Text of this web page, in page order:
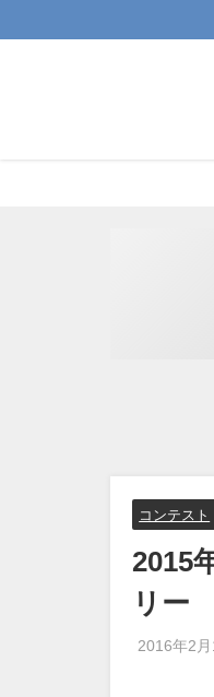
コンテスト
2015
リー
2016年2月